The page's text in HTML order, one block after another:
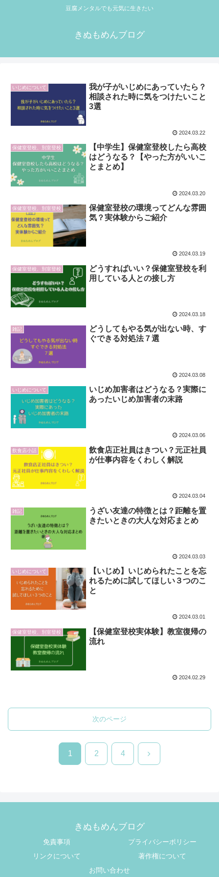
豆腐メンタルでも元気に生きたい
きぬもめんブログ
いじめについて
我が子がいじめにあっていたら？
相談された時に気をつけたいこと
3選
2024.03.22
保健室登校、別室登校
【中学生】保健室登校したら高校
はどうなる？【やった方がいいこ
とまとめ】
2024.03.20
保健室登校、別室登校
保健室登校の環境ってどんな雰囲
気？実体験からご紹介
2024.03.19
保健室登校、別室登校
どうすればいい？保健室登校を利
用している人との接し方
2024.03.18
雑記
どうしてもやる気が出ない時、す
ぐできる対処法７選
2024.03.08
いじめについて
いじめ加害者はどうなる？実際に
あったいじめ加害者の末路
2024.03.06
飲食店小話
飲食店正社員はきつい？元正社員
が仕事内容をくわしく解説
2024.03.04
雑記
うざい友達の特徴とは？距離を置
きたいときの大人な対応まとめ
2024.03.03
いじめについて
【いじめ】いじめられたことを忘
れるために試してほしい３つのこ
と
2024.03.01
保健室登校、別室登校
【保健室登校実体験】教室復帰の
流れ
2024.02.29
次のページ
1 2 4 次
きぬもめんブログ
免責事項
プライバシーポリシー
リンクについて
著作権について
お問い合わせ